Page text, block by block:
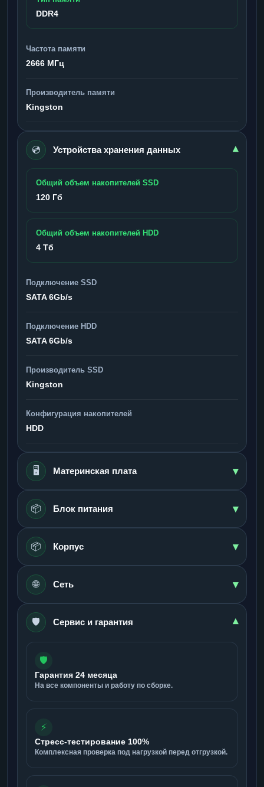
DDR4
Частота памяти
2666 МГц
Производитель памяти
Kingston
💿 Устройства хранения данных ▾
Общий объем накопителей SSD
120 Гб
Общий объем накопителей HDD
4 Тб
Подключение SSD
SATA 6Gb/s
Подключение HDD
SATA 6Gb/s
Производитель SSD
Kingston
Конфигурация накопителей
HDD
🖥️ Материнская плата ▾
📦 Блок питания ▾
📦 Корпус ▾
🌐 Сеть ▾
🛡️ Сервис и гарантия ▾
🛡️
Гарантия 24 месяца
На все компоненты и работу по сборке.
⚡
Стресс-тестирование 100%
Комплексная проверка под нагрузкой перед отгрузкой.